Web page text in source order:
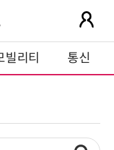
빌리티 통신